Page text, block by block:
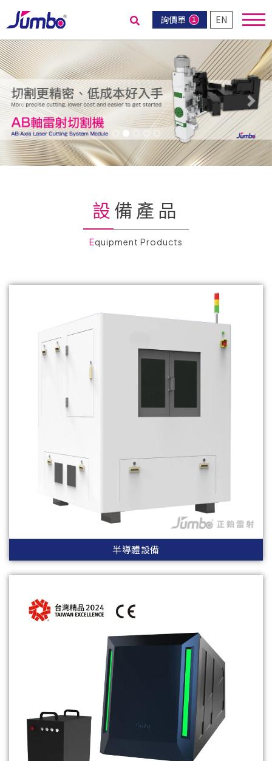
詢價單 1 EN
送出搜尋
Previous
Next
設備產品
Equipment Products
半導體設備